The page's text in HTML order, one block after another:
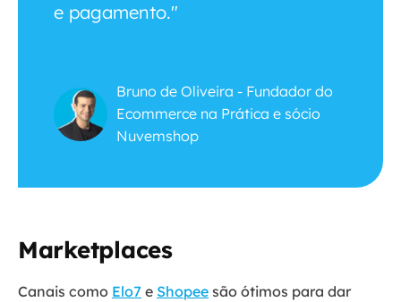
e pagamento."
Bruno de Oliveira - Fundador do
Ecommerce na Prática e sócio
Nuvemshop
Marketplaces
Canais como Elo7 e Shopee são ótimos para dar